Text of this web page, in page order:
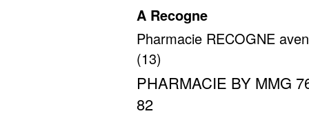
A Recogne
Pharmacie RECOGNE
(13)
PHARMACIE BY MMG
82